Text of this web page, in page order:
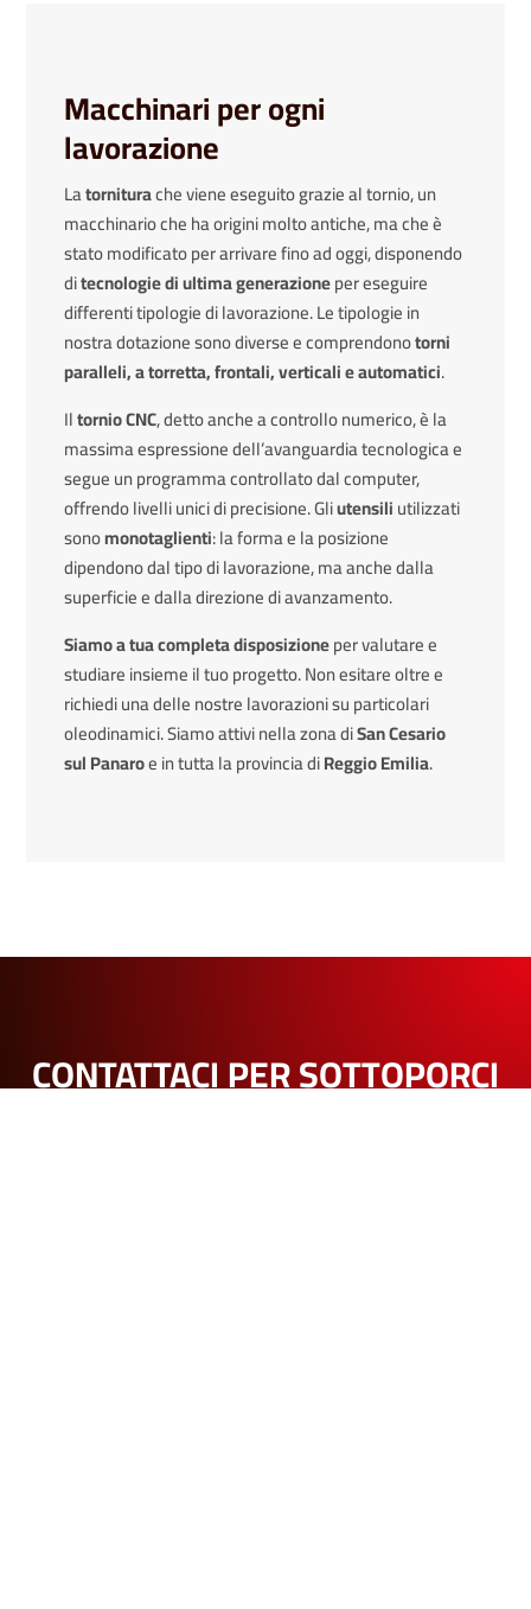
Macchinari per ogni
lavorazione
Latorniturache viene eseguito grazie al tornio, un
macchinario che ha origini molto antiche, ma che è
stato modificato per arrivare fino ad oggi, disponendo
ditecnologie di ultima generazioneper eseguire
differenti tipologie di lavorazione. Le tipologie in
nostra dotazione sono diverse e comprendonotorni
paralleli, a torretta, frontali, verticali e automatici.
Iltornio CNC, detto anche a controllo numerico, è la
massima espressione dell’avanguardia tecnologica e
segue un programma controllato dal computer,
offrendo livelli unici di precisione. Gliutensiliutilizzati
sonomonotaglienti: la forma e la posizione
dipendono dal tipo di lavorazione, ma anche dalla
superficie e dalla direzione di avanzamento.
Siamo a tua completa disposizioneper valutare e
studiare insieme il tuo progetto. Non esitare oltre e
richiedi una delle nostre lavorazioni su particolari
oleodinamici. Siamo attivi nella zona diSan Cesario
sul Panaroe in tutta la provincia diReggio Emilia.
CONTATTACI PER SOTTOPORCI